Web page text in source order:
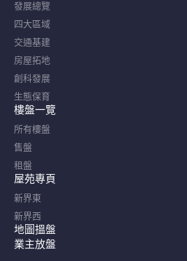
發展總覽
四大區域
交通基建
房屋拓地
創科發展
生態保育
樓盤一覽
所有樓盤
售盤
租盤
屋苑專頁
新界東
新界西
地圖搵盤
業主放盤